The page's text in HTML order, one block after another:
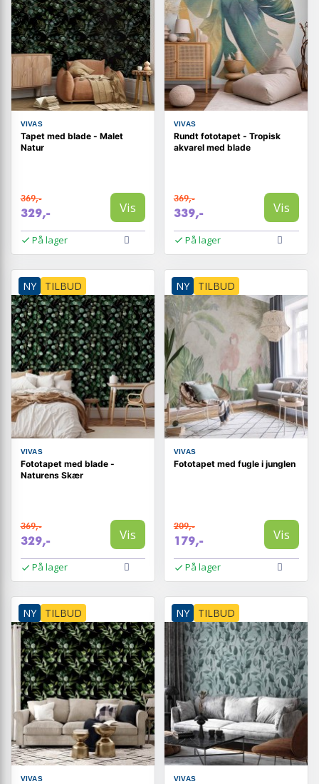
VIVAS
Tapet med blade - Malet
Natur
369,-
329,- Vis
På lager
VIVAS
Rundt fototapet - Tropisk
akvarel med blade
369,-
339,- Vis
På lager
NY TILBUD
VIVAS
Fototapet med blade -
Naturens Skær
369,-
329,- Vis
På lager
NY TILBUD
VIVAS
Fototapet med fugle i junglen
209,-
179,- Vis
På lager
NY TILBUD
VIVAS
NY TILBUD
VIVAS